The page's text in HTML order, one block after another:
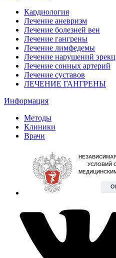
Кардиология
Лечение аневризм
Лечение болезней вен
Лечение гангрены
Лечение лимфедемы
Лечение нарушений
Лечение сонных артерий
Лечение суставов
ЛЕЧЕНИЕ ГАНГРЕНЫ
Информация
Методы
Клиники
Врачи